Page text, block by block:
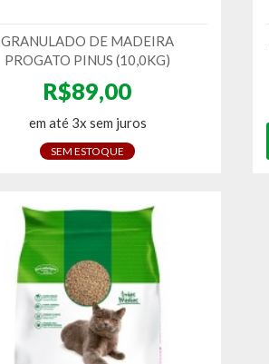
GRANULADO DE MADEIRA
PROGATO PINUS (10,0KG)
R$89,00
em até 3x sem juros
SEM ESTOQUE